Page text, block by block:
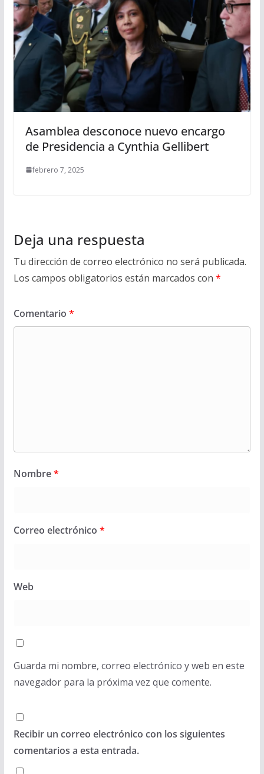
Asamblea desconoce nuevo encargo
de Presidencia a Cynthia Gellibert
febrero 7, 2025
Deja una respuesta
Tu dirección de correo electrónico no será publicada.
Los campos obligatorios están marcados con *
Comentario *
Nombre*
Correo electrónico *
Web
Guarda mi nombre, correo electrónico y web en este
navegador para la próxima vez que comente.
Recibir un correo electrónico con los siguientes
comentarios a esta entrada.